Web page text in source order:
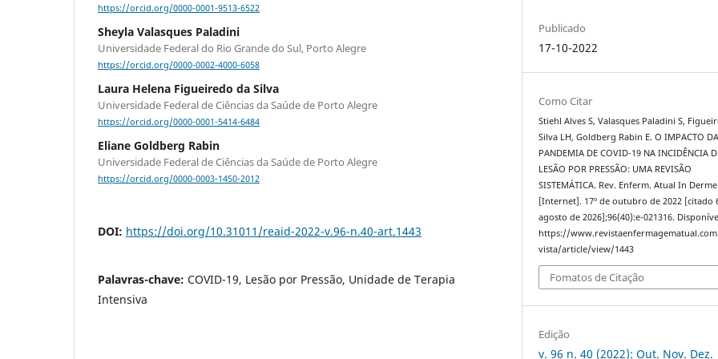
https://orcid.org/0000-0001-9513-6522
Sheyla Valasques Paladini
Universidade Federal do Rio Grande do Sul, Porto Alegre
https://orcid.org/0000-0002-4000-6058
Laura Helena Figueiredo da Silva
Universidade Federal de Ciências da Saúde de Porto Alegre
https://orcid.org/0000-0001-5414-6484
Eliane Goldberg Rabin
Universidade Federal de Ciências da Saúde de Porto Alegre
https://orcid.org/0000-0003-1450-2012
DOI: https://doi.org/10.31011/reaid-2022-v.96-n.40-art.1443
Palavras-chave: COVID-19, Lesão por Pressão, Unidade de Terapia
Intensiva
Publicado
17-10-2022
Como Citar
Stiehl Alves S, Valasques Paladini S,
Silva LH, Goldberg Rabin E. O IMPACTO
PANDEMIA DE COVID-19 NA INCIDÊNCIA
LESÃO POR PRESSÃO: UMA REVISÃO
SISTEMÁTICA. Rev. Enferm. Atual In Derme
[Internet]. 17º de outubro de 2022 [citado
agosto de 2026];96(40):e-021316.
https://
vista/article/view/1443
Fomatos de Citação
Edição
v. 96 n. 40 (2022): Out. Nov. Dez.